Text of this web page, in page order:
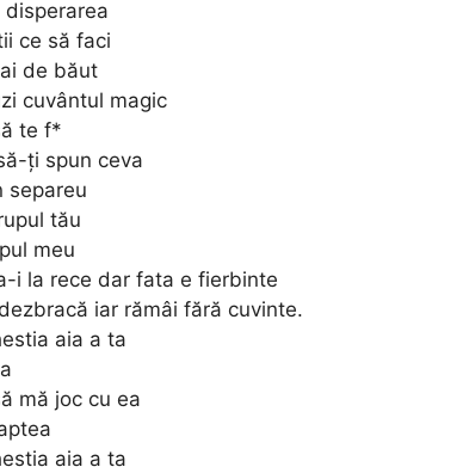
disperarea
ce să faci
de băut
cuvântul magic
te f*
ți spun ceva
separeu
tău
meu
i la rece dar fata e fierbinte
iar rămâi fără cuvinte.
aia a ta
mă joc cu ea
aia a ta